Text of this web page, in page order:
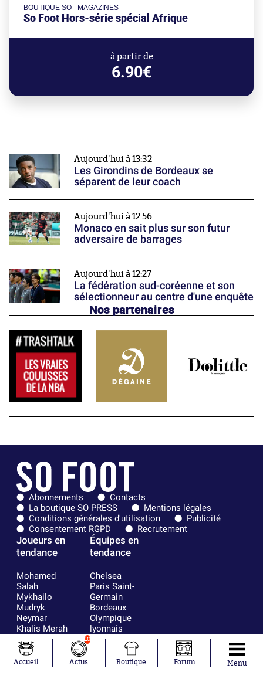
BOUTIQUE SO - MAGAZINES
So Foot Hors-série spécial Afrique
à partir de
6.90€
Aujourd'hui à 13:32
Les Girondins de Bordeaux se
séparent de leur coach
Aujourd'hui à 12:56
Monaco en sait plus sur son futur
adversaire de barrages
Aujourd'hui à 12:27
La fédération sud-coréenne et son
sélectionneur au centre d'une enquête
Nos partenaires
Abonnements
Contacts
La boutique SO PRESS
Mentions légales
Conditions générales d'utilisation
Publicité
Consentement RGPD
Recrutement
Joueurs en
tendance
Mohamed
Salah
Mykhailo
Mudryk
Neymar
Khalis Merah
Loïs Openda
Moussa
Niakhaté
Équipes en
tendance
Chelsea
Paris Saint-
Germain
Bordeaux
Olympique
lyonnais
FIFA
Real Madrid
RC Strasbourg
Accueil
10
Actus Boutique Forum Menu